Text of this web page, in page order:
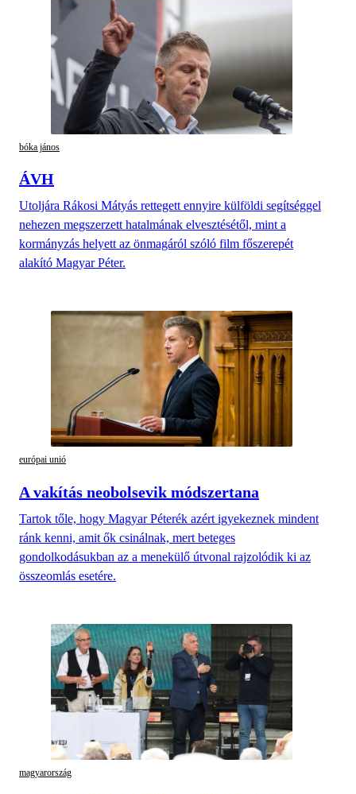
bóka jános
ÁVH
Utoljára Rákosi Mátyás rettegett ennyire külföldi segítséggel
nehezen megszerzett hatalmának elvesztésétől, mint a
kormányzás helyett az önmagáról szóló film főszerepét
alakító Magyar Péter.
európai unió
A vakítás neobolsevik módszertana
Tartok tőle, hogy Magyar Péterék azért igyekeznek mindent
ránk kenni, amit ők csinálnak, mert beteges
gondolkodásukban az a menekülő útvonal rajzolódik ki az
összeomlás esetére.
magyarország